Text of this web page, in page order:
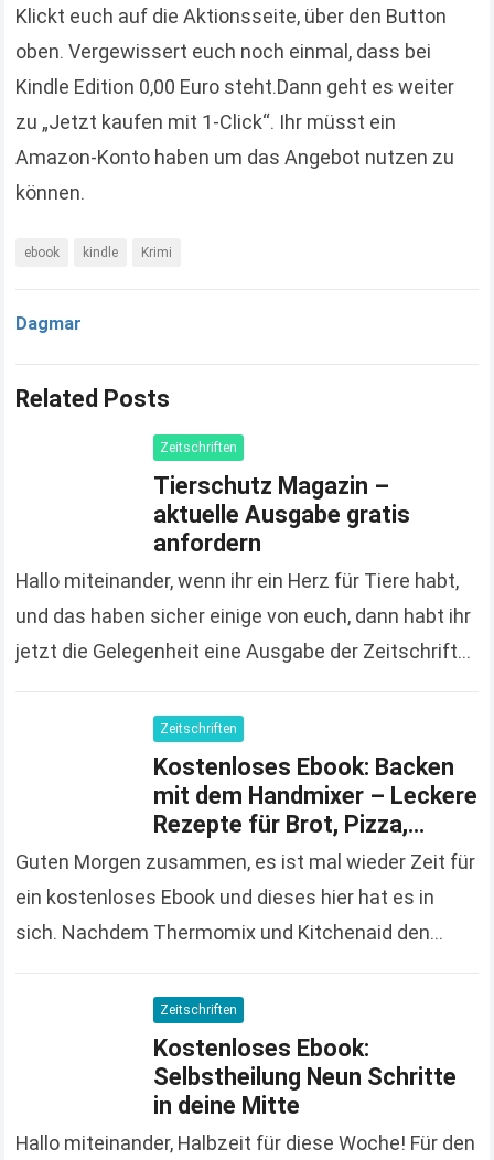
Klickt euch auf die Aktionsseite, über den Button
oben. Vergewissert euch noch einmal, dass bei
Kindle Edition 0,00 Euro steht.Dann geht es weiter
zu „Jetzt kaufen mit 1-Click“. Ihr müsst ein
Amazon-Konto haben um das Angebot nutzen zu
können.
ebook kindle Krimi
Dagmar
Related Posts
Zeitschriften
Tierschutz Magazin –
aktuelle Ausgabe gratis
anfordern
Hallo miteinander, wenn ihr ein Herz für Tiere habt,
und das haben sicher einige von euch, dann habt ihr
jetzt die Gelegenheit eine Ausgabe der Zeitschrift
Zeitschriften
Kostenloses Ebook: Backen
mit dem Handmixer – Leckere
Rezepte für Brot, Pizza,
Kuchen
Guten Morgen zusammen, es ist mal wieder Zeit für
ein kostenloses Ebook und dieses hier hat es in
sich. Nachdem Thermomix und Kitchenaid den
Zeitschriften
Kostenloses Ebook:
Selbstheilung Neun Schritte
in deine Mitte
Hallo miteinander, Halbzeit für diese Woche! Für den